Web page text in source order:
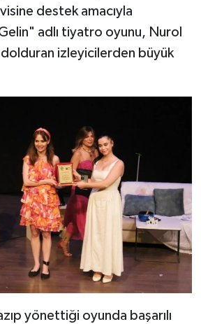
destek amacıyla
adlı tiyatro oyunu, Nurol
izleyicilerden büyük
yönettiği oyunda başarılı